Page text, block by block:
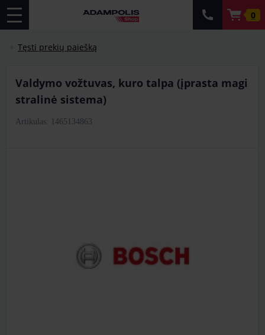
0
Tęsti prekių paiešką
valdymo vožtuvas, kuro talpa (įprasta magi
stralinė sistema)
Artikulas: 1465134863